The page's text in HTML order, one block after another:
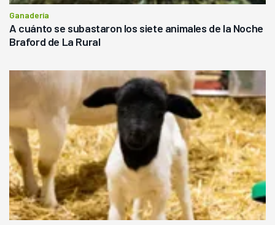
Ganadería
A cuánto se subastaron los siete animales de la Noche
Braford de La Rural